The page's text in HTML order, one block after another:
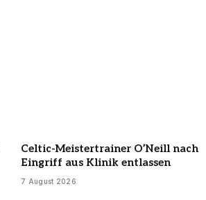
Celtic-Meistertrainer O’Neill nach
Eingriff aus Klinik entlassen
7 August 2026